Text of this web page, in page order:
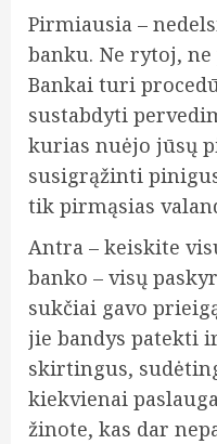
Pirmiausia –
banku. Ne rytoj, ne
Bankai turi
sustabdyti
kurias nuėjo jūsų
susigrąžinti
tik pirmąsias
Antra – keiskite
banko – visų
sukčiai gavo
jie bandys patekti
skirtingus,
kiekvienai
žinote, kas dar